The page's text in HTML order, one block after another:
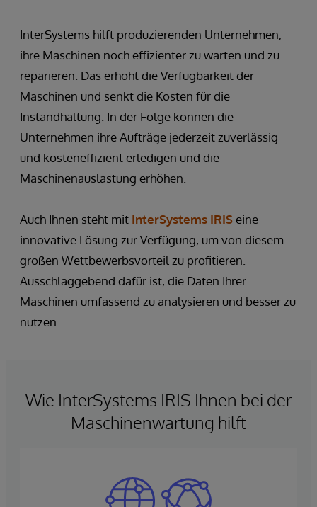
InterSystems hilft produzierenden Unternehmen,
ihre Maschinen noch effizienter zu warten und zu
reparieren. Das erhöht die Verfügbarkeit der
Maschinen und senkt die Kosten für die
Instandhaltung. In der Folge können die
Unternehmen ihre Aufträge jederzeit zuverlässig
und kosteneffizient erledigen und die
Maschinenauslastung erhöhen.
Auch Ihnen steht mit InterSystems IRISeine
innovative Lösung zur Verfügung, um von diesem
großen Wettbewerbsvorteil zu profitieren.
Ausschlaggebend dafür ist, die Daten Ihrer
Maschinen umfassend zu analysieren und besser zu
nutzen.
Wie InterSystems IRIS Ihnen bei der
Maschinenwartung hilft